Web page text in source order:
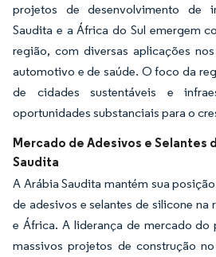
projetos de desenvolvimento de
Saudita e a África do Sul emergem
região, com diversas aplicações
automotivo e de saúde. O foco da
de cidades sustentáveis e
oportunidades substanciais para o
Mercado de Adesivos e Selantes
Saudita
A Arábia Saudita mantém sua
de adesivos e selantes de silicone
e África. A liderança de mercado do
massivos projetos de construção